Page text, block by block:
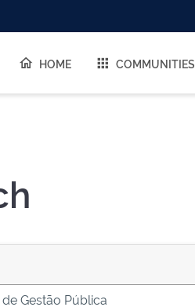
HOME COMMUNITIES